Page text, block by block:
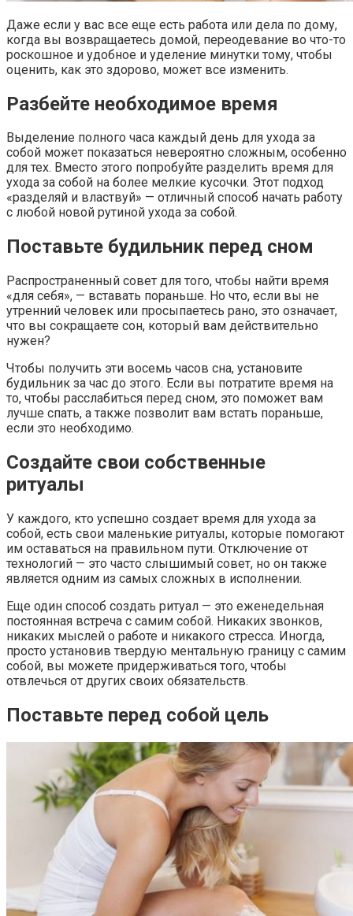
Даже если у вас все еще есть работа или дела по дому,
когда вы возвращаетесь домой, переодевание во что-то
роскошное и удобное и уделение минутки тому, чтобы
оценить, как это здорово, может все изменить.
Разбейте необходимое время
Выделение полного часа каждый день для ухода за
собой может показаться невероятно сложным, особенно
для тех. Вместо этого попробуйте разделить время для
ухода за собой на более мелкие кусочки. Этот подход
«разделяй и властвуй» — отличный способ начать работу
с любой новой рутиной ухода за собой.
Поставьте будильник перед сном
Распространенный совет для того, чтобы найти время
«для себя», — вставать пораньше. Но что, если вы не
утренний человек или просыпаетесь рано, это означает,
что вы сокращаете сон, который вам действительно
нужен?
Чтобы получить эти восемь часов сна, установите
будильник за час до этого. Если вы потратите время на
то, чтобы расслабиться перед сном, это поможет вам
лучше спать, а также позволит вам встать пораньше,
если это необходимо.
Создайте свои собственные
ритуалы
У каждого, кто успешно создает время для ухода за
собой, есть свои маленькие ритуалы, которые помогают
им оставаться на правильном пути. Отключение от
технологий — это часто слышимый совет, но он также
является одним из самых сложных в исполнении.
Еще один способ создать ритуал — это еженедельная
постоянная встреча с самим собой. Никаких звонков,
никаких мыслей о работе и никакого стресса. Иногда,
просто установив твердую ментальную границу с самим
собой, вы можете придерживаться того, чтобы
отвлечься от других своих обязательств.
Поставьте перед собой цель